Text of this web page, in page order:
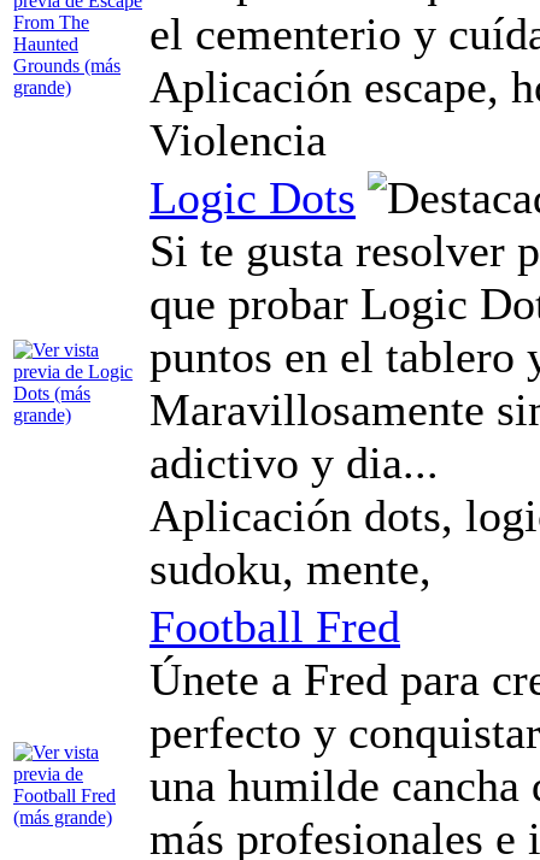
el cementerio y
Aplicación escape,
Violencia
Logic Dots
Si te gusta resolver
que probar Logic
puntos en el tablero
Maravillosamente
adictivo y dia...
Aplicación dots,
sudoku, mente,
Football Fred
Únete a Fred para
perfecto y
una humilde cancha
más profesionales e